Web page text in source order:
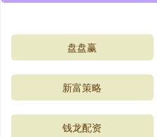
盘盘赢
新富策略
钱龙配资